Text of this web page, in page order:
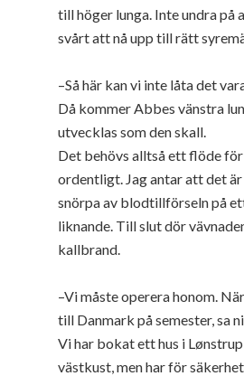
till höger lunga. Inte undra på
svårt att nå upp till rätt
–Så här kan vi inte låta det
Då kommer Abbes vänstra
utvecklas som den skall.
Det behövs alltså ett flöde
ordentligt. Jag antar att det
snörpa av blodtillförseln på
liknande. Till slut dör
kallbrand.
–Vi måste operera honom.
till Danmark på semester, sa
Vi har bokat ett hus i
västkust, men har för